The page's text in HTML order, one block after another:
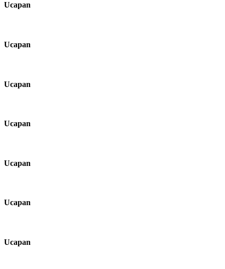
Ucapan
Ucapan
Ucapan
Ucapan
Ucapan
Ucapan
Ucapan